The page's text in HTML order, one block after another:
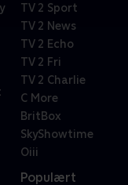
TV 2 Sport
TV 2 News
TV 2 Echo
TV 2 Fri
TV 2 Charlie
C More
BritBox
SkyShowtime
Oiii
Populært